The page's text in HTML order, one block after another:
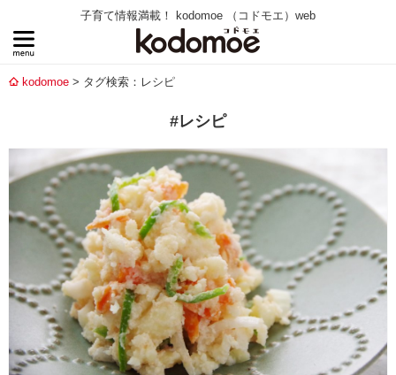
子育て情報満載！ kodomoe （コドモエ）web
kodomoe タグ検索：レシピ
#レシピ